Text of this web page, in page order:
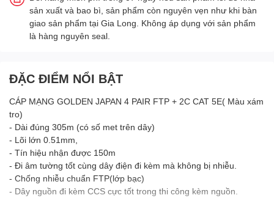
sản xuất và bao bì, sản phẩm còn nguyên vẹn như khi bàn
giao sản phẩm tại Gia Long. Không áp dụng với sản phẩm
là hàng nguyên seal.
ĐẶC ĐIỂM NỔI BẬT
CÁP MẠNG GOLDEN JAPAN 4 PAIR FTP + 2C CAT 5E( Màu xám
tro)
- Dài đúng 305m (có số met trên dây)
- Lõi lớn 0.51mm,
- Tín hiệu nhận được 150m
- Đi âm tường tốt cùng dây điện đi kèm mà không bị nhiễu.
- Chống nhiễu chuẩn FTP(lớp bạc)
- Dây nguồn đi kèm CCS cực tốt trong thi công kèm nguồn.